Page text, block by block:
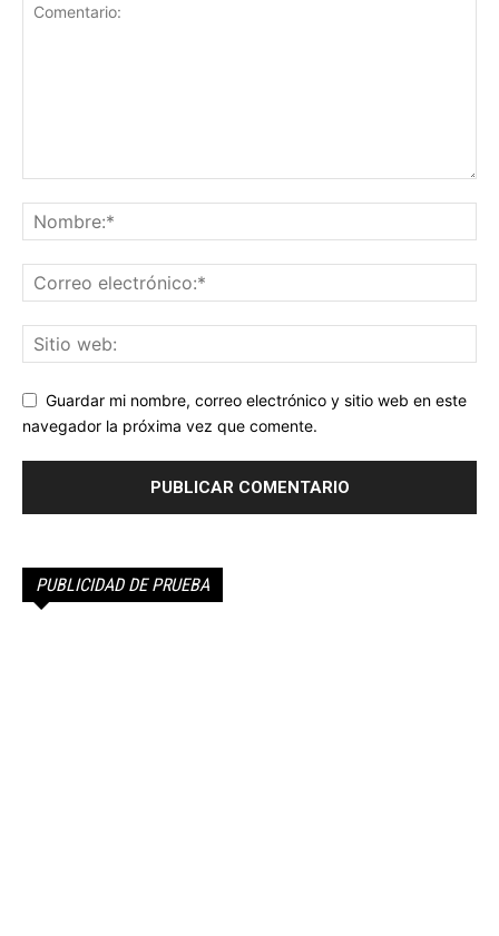
Guardar mi nombre, correo electrónico y sitio web en este
navegador la próxima vez que comente.
PUBLICIDAD DE PRUEBA